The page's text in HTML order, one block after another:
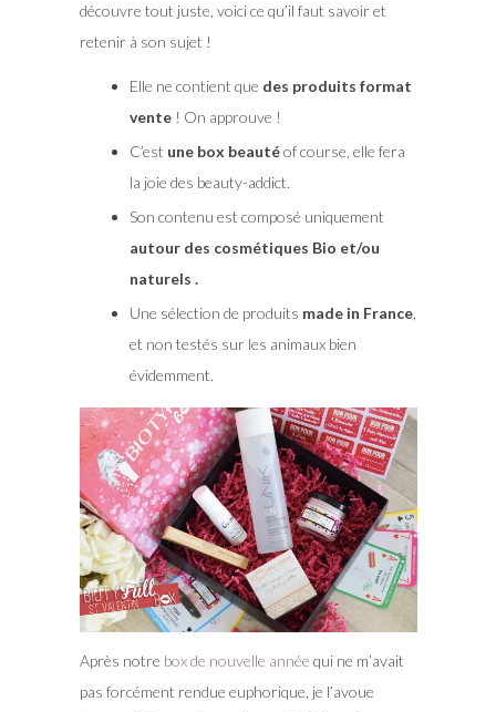
découvre tout juste, voici ce qu’il faut savoir et
retenir à son sujet !
Elle ne contient que des produits format
vente! On approuve !
C’est une box beautéof course, elle fera
la joie des beauty-addict.
Son contenu est composé uniquement
autour des cosmétiques Bio et/ou
naturels .
Une sélection de produits made in France,
et non testés sur les animaux bien
évidemment.
Après notre box de nouvelle année qui ne m’avait
pas forcément rendue euphorique, je l’avoue